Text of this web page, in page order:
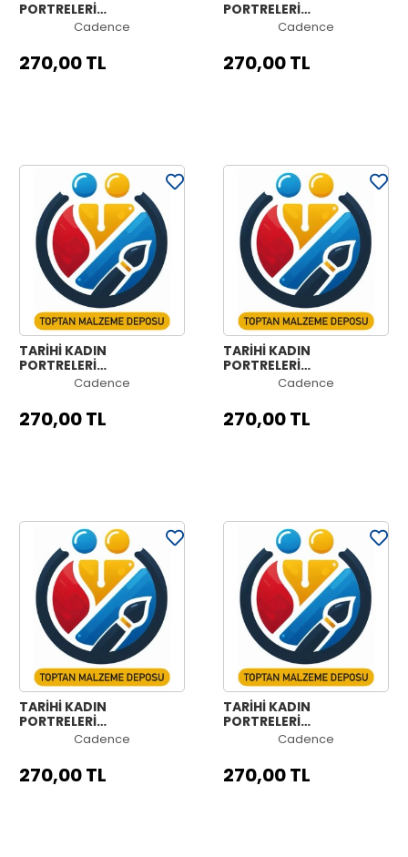
PORTRELERİ
KOLEKSİYONU HW-16
Cadence
270,00 TL
PORTRELERİ
KOLEKSİYONU HW-15
Cadence
270,00 TL
TARİHİ KADIN
PORTRELERİ
KOLEKSİYONU HW-14
Cadence
270,00 TL
TARİHİ KADIN
PORTRELERİ
KOLEKSİYONU HW-13
Cadence
270,00 TL
TARİHİ KADIN
PORTRELERİ
KOLEKSİYONU HW-12
Cadence
270,00 TL
TARİHİ KADIN
PORTRELERİ
KOLEKSİYONU HW-11
Cadence
270,00 TL